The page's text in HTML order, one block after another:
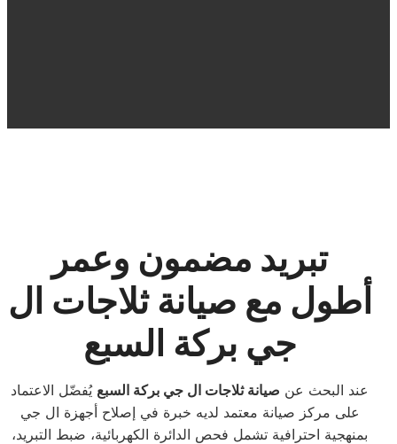
تبريد مضمون وعمر
أطول مع صيانة ثلاجات ال
جي بركة السبع
عند البحث عن صيانة ثلاجات ال جي بركة السبع يُفضّل الاعتماد
على مركز صيانة معتمد لديه خبرة في إصلاح أجهزة ال جي
بمنهجية احترافية تشمل فحص الدائرة الكهربائية، ضبط التبريد،